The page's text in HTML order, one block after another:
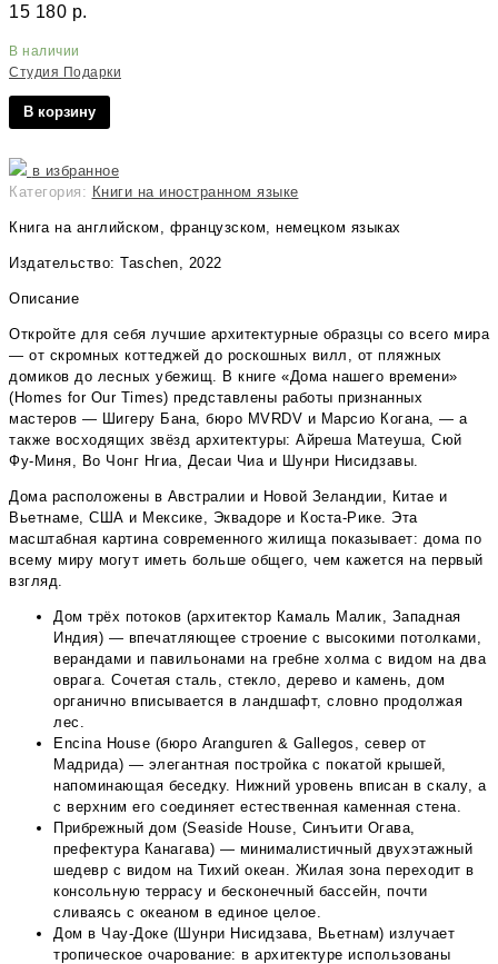
15 180 р.
В наличии
Студия Подарки
В корзину
в избранное
Категория: Книги на иностранном языке
Книга на английском, французском, немецком языках
Издательство: Taschen, 2022
Описание
Откройте для себя лучшие архитектурные образцы со всего мира
— от скромных коттеджей до роскошных вилл, от пляжных
домиков до лесных убежищ. В книге «Дома нашего времени»
(Homes for Our Times) представлены работы признанных
мастеров — Шигеру Бана, бюро MVRDV и Марсио Когана, — а
также восходящих звёзд архитектуры: Айреша Матеуша, Сюй
Фу‑Миня, Во Чонг Нгиа, Десаи Чиа и Шунри Нисидзавы.
Дома расположены в Австралии и Новой Зеландии, Китае и
Вьетнаме, США и Мексике, Эквадоре и Коста‑Рике. Эта
масштабная картина современного жилища показывает: дома по
всему миру могут иметь больше общего, чем кажется на первый
взгляд.
Дом трёх потоков (архитектор Камаль Малик, Западная
Индия) — впечатляющее строение с высокими потолками,
верандами и павильонами на гребне холма с видом на два
оврага. Сочетая сталь, стекло, дерево и камень, дом
органично вписывается в ландшафт, словно продолжая
лес.
Encina House (бюро Aranguren & Gallegos, север от
Мадрида) — элегантная постройка с покатой крышей,
напоминающая беседку. Нижний уровень вписан в скалу, а
с верхним его соединяет естественная каменная стена.
Прибрежный дом (Seaside House, Синъити Огава,
префектура Канагава) — минималистичный двухэтажный
шедевр с видом на Тихий океан. Жилая зона переходит в
консольную террасу и бесконечный бассейн, почти
сливаясь с океаном в единое целое.
Дом в Чау‑Доке (Шунри Нисидзава, Вьетнам) излучает
тропическое очарование: в архитектуре использованы